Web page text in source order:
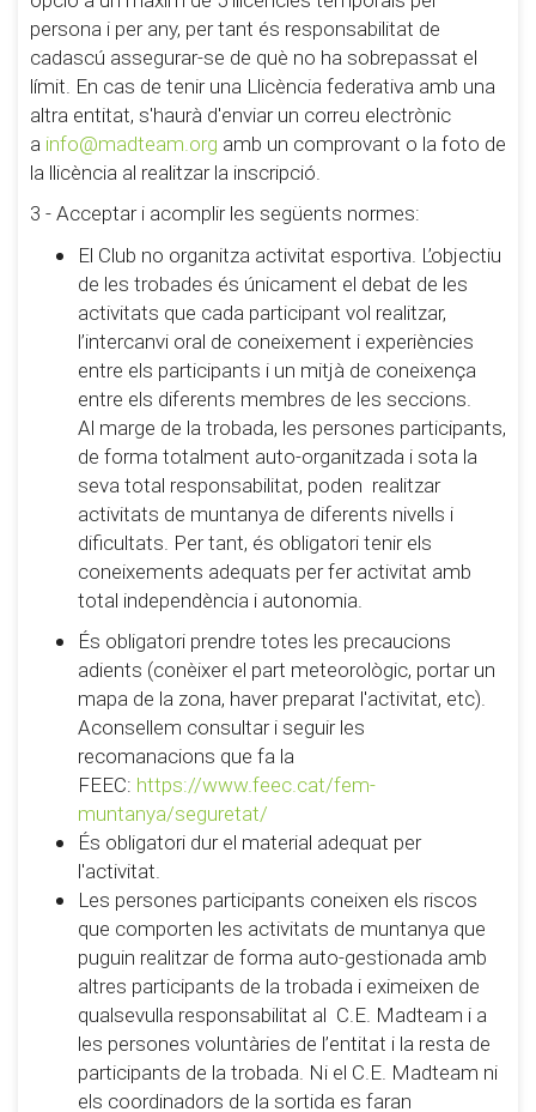
persona i per any, per tant és responsabilitat de
cadascú assegurar-se de què no ha sobrepassat el
límit. En cas de tenir una Llicència federativa amb una
altra entitat, s'haurà d'enviar un correu electrònic
a info@madteam.org amb un comprovant o la foto de
la llicència al realitzar la inscripció.
3 - Acceptar i acomplir les següents normes:
El Club no organitza activitat esportiva. L’objectiu
de les trobades és únicament el debat de les
activitats que cada participant vol realitzar,
l’intercanvi oral de coneixement i experiències
entre els participants i un mitjà de coneixença
entre els diferents membres de les seccions.
Al marge de la trobada, les persones participants,
de forma totalment auto-organitzada i sota la
seva total responsabilitat, poden realitzar
activitats de muntanya de diferents nivells i
dificultats. Per tant, és obligatori tenir els
coneixements adequats per fer activitat amb
total independència i autonomia.
És obligatori prendre totes les precaucions
adients (conèixer el part meteorològic, portar un
mapa de la zona, haver preparat l'activitat, etc).
Aconsellem consultar i seguir les
recomanacions que fa la
FEEC: https://www.feec.cat/fem-
muntanya/seguretat/
És obligatori dur el material adequat per
l'activitat.
Les persones participants coneixen els riscos
que comporten les activitats de muntanya que
puguin realitzar de forma auto-gestionada amb
altres participants de la trobada i eximeixen de
qualsevulla responsabilitat al C.E. Madteam i a
les persones voluntàries de l’entitat i la resta de
participants de la trobada. Ni el C.E. Madteam ni
els coordinadors de la sortida es faran